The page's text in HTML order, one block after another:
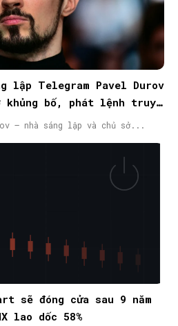
lập Telegram Pavel Durov
khủng bố, phát lệnh truy
– nhà sáng lập và chủ sở...
sẽ đóng cửa sau 9 năm
lao dốc 58%